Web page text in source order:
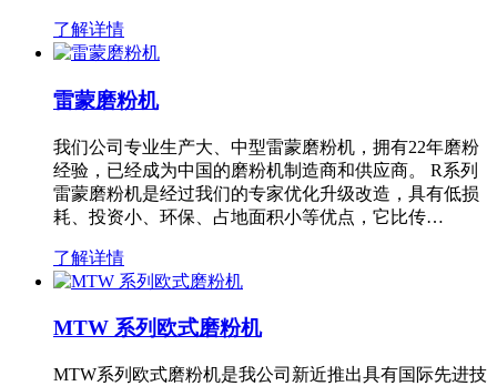
了解详情
雷蒙磨粉机
我们公司专业生产大、中型雷蒙磨粉机，拥有22年磨粉
经验，已经成为中国的磨粉机制造商和供应商。 R系列
雷蒙磨粉机是经过我们的专家优化升级改造，具有低损
耗、投资小、环保、占地面积小等优点，它比传…
了解详情
MTW 系列欧式磨粉机
MTW系列欧式磨粉机是我公司新近推出具有国际先进技